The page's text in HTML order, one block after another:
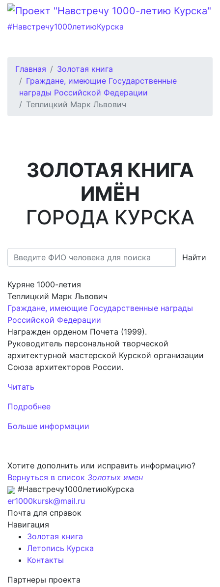
#Навстречу1000летиюКурска
Главная
Золотая книга
Граждане, имеющие Государственные
награды Российской Федерации
Теплицкий Марк Львович
ЗОЛОТАЯ КНИГА
ИМЁН
ГОРОДА КУРСКА
Найти
Куряне 1000-летия
Теплицкий Марк Львович
Граждане, имеющие Государственные награды
Российской Федерации
Награжден орденом Почета (1999).
Руководитель персональной творческой
архитектурной мастерской Курской организации
Союза архитекторов России.
Читать
Подробнее
Больше информации
Хотите дополнить или исправить информацию?
Вернуться в список Золотых имен
#Навстречу1000летиюКурска
er1000kursk@mail.ru
Почта для справок
Навигация
Золотая книга
Летопись Курска
Контакты
Партнеры проекта